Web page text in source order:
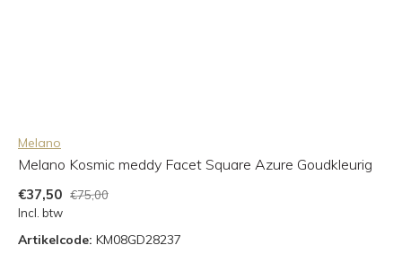
Melano
Melano Kosmic meddy Facet Square Azure Goudkleurig
€37,50 €75,00
Incl. btw
Artikelcode: KM08GD28237